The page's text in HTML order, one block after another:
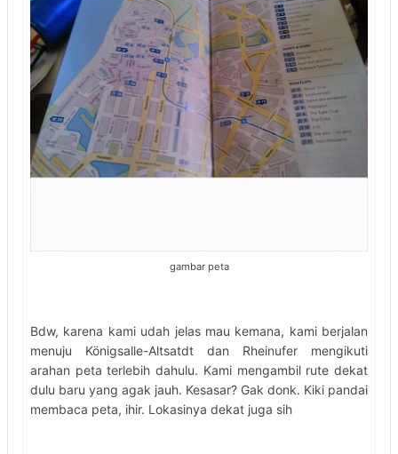
gambar peta
Bdw, karena kami udah jelas mau kemana, kami berjalan
menuju Königsalle-Altsatdt dan Rheinufer mengikuti
arahan peta terlebih dahulu. Kami mengambil rute dekat
dulu baru yang agak jauh. Kesasar? Gak donk. Kiki pandai
membaca peta, ihir. Lokasinya dekat juga sih